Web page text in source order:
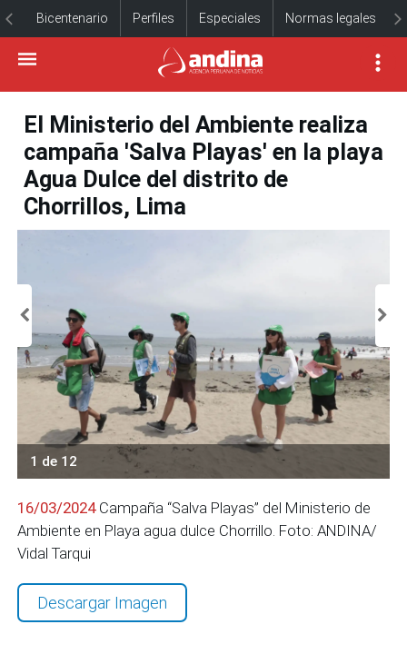
Bicentenario Perfiles Especiales Normas legales
El Ministerio del Ambiente realiza
campaña 'Salva Playas' en la playa
Agua Dulce del distrito de
Chorrillos, Lima
1 de 12
16/03/2024Campaña “Salva Playas” del Ministerio de
Ambiente en Playa agua dulce Chorrillo. Foto: ANDINA/
Vidal Tarqui
Descargar Imagen